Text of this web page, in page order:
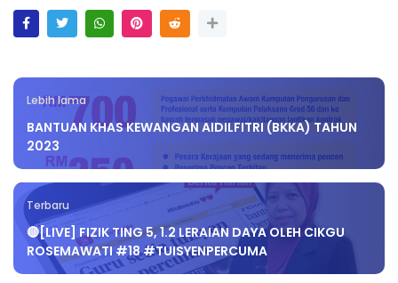
Lebih lama
BANTUAN KHAS KEWANGAN AIDILFITRI (BKKA) TAHUN
2023
Terbaru
🔴[LIVE] FIZIK TING 5, 1.2 LERAIAN DAYA OLEH CIKGU
ROSEMAWATI #18 #TUISYENPERCUMA